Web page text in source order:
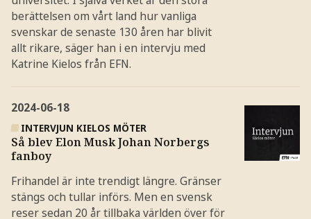
berättelsen om vårt land hur vanliga
svenskar de senaste 130 åren har blivit
allt rikare, säger han i en intervju med
Katrine Kielos från EFN.
2024-06-18
INTERVJUN KIELOS MÖTER
Så blev Elon Musk Johan Norbergs
fanboy
Frihandel är inte trendigt längre. Gränser
stängs och tullar införs. Men en svensk
reser sedan 20 år tillbaka världen över för